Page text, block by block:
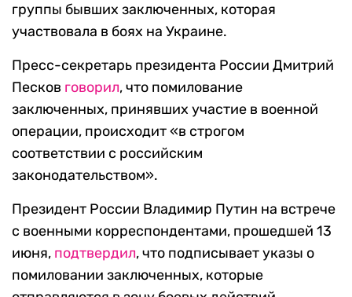
группы бывших заключенных, которая
участвовала в боях на Украине.
Пресс-секретарь президента России Дмитрий
Песков говорил, что помилование
заключенных, принявших участие в военной
операции, происходит «в строгом
соответствии с российским
законодательством».
Президент России Владимир Путин на встрече
с военными корреспондентами, прошедшей 13
июня, подтвердил, что подписывает указы о
помиловании заключенных, которые